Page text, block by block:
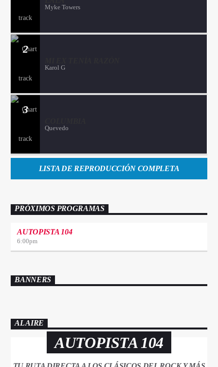
Myke Towers
2
Karol G
3
Quevedo
LISTA DE REPRODUCCIÓN COMPLETA
PRÓXIMOS PROGRAMAS
AUTOPISTA 104
6:00pm
BANNERS
AL AIRE
AUTOPISTA 104